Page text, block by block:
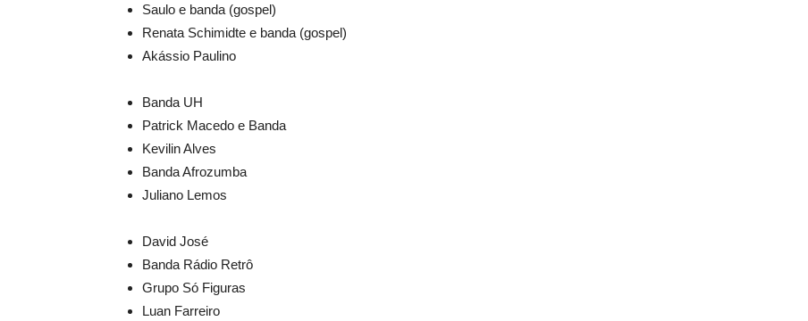
Saulo e banda (gospel)
Renata Schimidte e banda (gospel)
Akássio Paulino
Banda UH
Patrick Macedo e Banda
Kevilin Alves
Banda Afrozumba
Juliano Lemos
David José
Banda Rádio Retrô
Grupo Só Figuras
Luan Farreiro